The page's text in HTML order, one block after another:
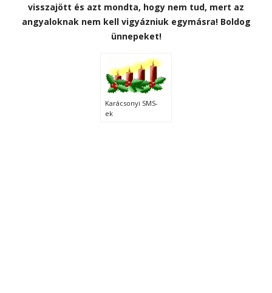
visszajött és azt mondta, hogy nem tud, mert az
angyaloknak nem kell vigyázniuk egymásra! Boldog
ünnepeket!
Karácsonyi SMS-
ek